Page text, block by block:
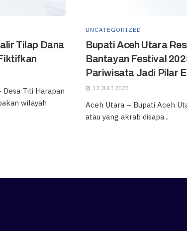
Tilap Dana
Titi Harapan
wilayah
UNCATEGORIZED
Bupati Aceh Utara
Bantayan Festival
Pariwisata Jadi Pilar
12 JULI 2025
Aceh Utara – Bupati Aceh
atau yang akrab disapa...